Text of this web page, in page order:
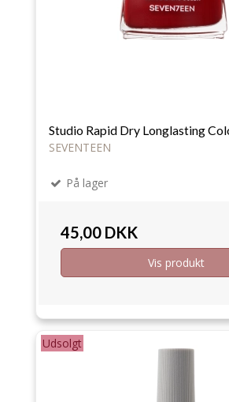
Studio Rapid Dry Longlasting
SEVENTEEN
På lager
45,00 DKK
Vis produkt
Udsolgt